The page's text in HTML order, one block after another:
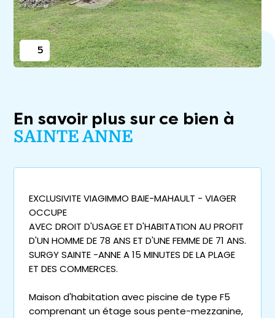
5
En savoir plus sur ce bien à
SAINTE ANNE
EXCLUSIVITE VIAGIMMO BAIE-MAHAULT - VIAGER
OCCUPE
AVEC DROIT D'USAGE ET D'HABITATION AU PROFIT
D'UN HOMME DE 78 ANS ET D'UNE FEMME DE 71 ANS.
SURGY SAINTE -ANNE A 15 MINUTES DE LA PLAGE
ET DES COMMERCES.
Maison d'habitation avec piscine de type F5
comprenant un étage sous pente-mezzanine,